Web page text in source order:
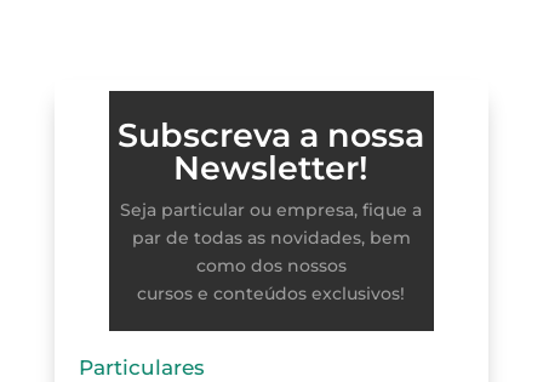
Subscreva a nossa
Newsletter!
Seja particular ou empresa, fique a
par de todas as novidades, bem
como dos nossos
cursos e conteúdos exclusivos!
Particulares